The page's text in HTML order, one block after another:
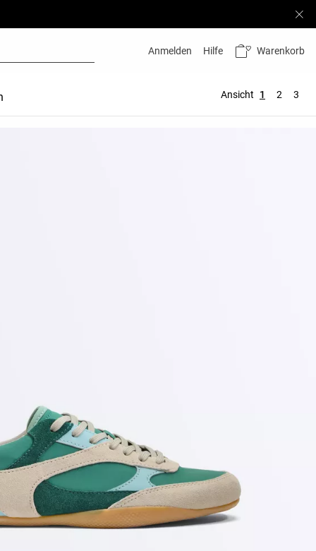
Anmelden Hilfe Warenkorb
Ansicht 1 2 3